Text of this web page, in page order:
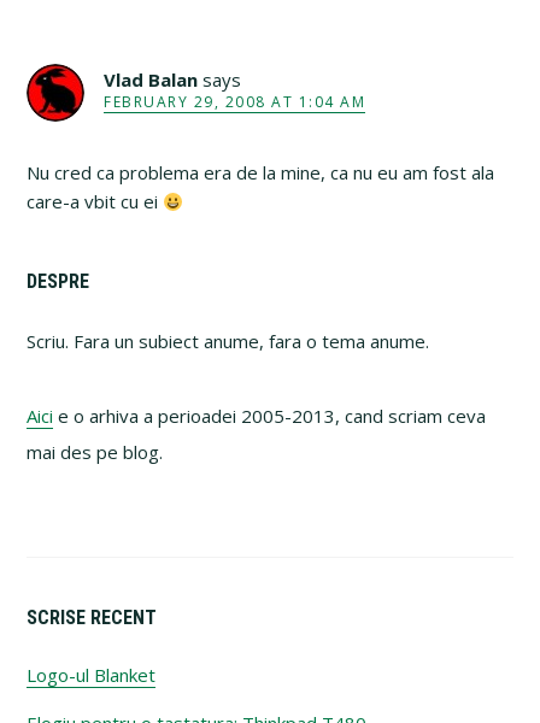
Vlad Balan says
FEBRUARY 29, 2008 AT 1:04 AM
Nu cred ca problema era de la mine, ca nu eu am fost ala
care-a vbit cu ei
Primary
Sidebar
DESPRE
Scriu. Fara un subiect anume, fara o tema anume.
Aici e o arhiva a perioadei 2005-2013, cand scriam ceva
mai des pe blog.
SCRISE RECENT
Logo-ul Blanket